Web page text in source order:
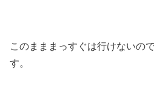
このまままっすぐは行けないの
す。